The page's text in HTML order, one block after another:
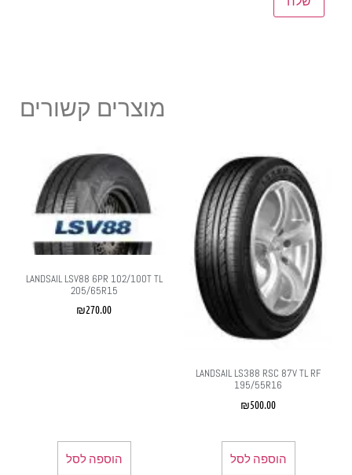
מוצרים קשורים
LANDSAIL LS388 RSC 87V TL RF
195/55R16
₪500.00
הוספה לסל
LANDSAIL LSV88 6PR 102/100T TL
205/65R15
₪270.00
הוספה לסל